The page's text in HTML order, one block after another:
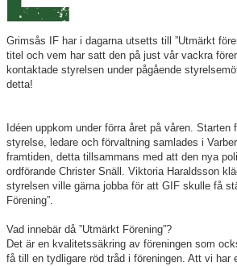
Sponsorer
Länkar
GDPR
Grimsås IF har i dagarna utsetts till ”Utmärkt
titel och vem har satt den på just vår vackra
kontaktade styrelsen under pågående
detta!
Idéen uppkom under förra året på våren. Starten
styrelse, ledare och förvaltning samlades i
framtiden, detta tillsammans med att den nya
ordförande Christer Snäll. Viktoria Haraldsson
styrelsen ville gärna jobba för att GIF skulle få
Förening”.
Vad innebär då ”Utmärkt Förening”?
Det är en kvalitetssäkring av föreningen som
få till en tydligare röd tråd i föreningen. Att vi har